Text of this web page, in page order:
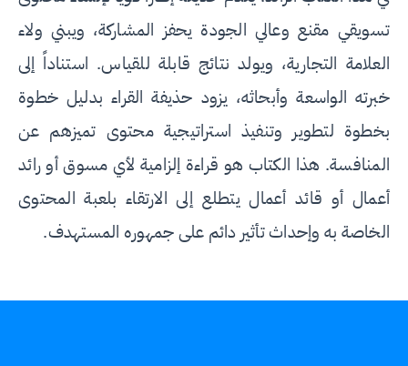
تسويقي مقنع وعالي الجودة يحفز المشاركة، ويبني ولاء
العلامة التجارية، ويولد نتائج قابلة للقياس. استناداً إلى
خبرته الواسعة وأبحاثه، يزود حذيفة القراء بدليل خطوة
بخطوة لتطوير وتنفيذ استراتيجية محتوى تميزهم عن
المنافسة. هذا الكتاب هو قراءة إلزامية لأي مسوق أو رائد
أعمال أو قائد أعمال يتطلع إلى الارتقاء بلعبة المحتوى
الخاصة به وإحداث تأثير دائم على جمهوره المستهدف.